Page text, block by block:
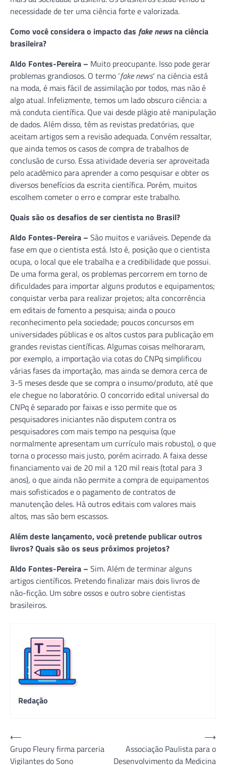
necessidade de ter uma ciência forte e valorizada.
Como você considera o impacto das fake newsna ciência
brasileira?
Aldo Fontes-Pereira – Muito preocupante. Isso pode gerar
problemas grandiosos. O termo ‘fake news‘ na ciência está
na moda, é mais fácil de assimilação por todos, mas não é
algo atual. Infelizmente, temos um lado obscuro ciência: a
má conduta científica. Que vai desde plágio até manipulação
de dados. Além disso, têm as revistas predatórias, que
aceitam artigos sem a revisão adequada. Convém ressaltar,
que ainda temos os casos de compra de trabalhos de
conclusão de curso. Essa atividade deveria ser aproveitada
pelo acadêmico para aprender a como pesquisar e obter os
diversos benefícios da escrita científica. Porém, muitos
escolhem cometer o erro e comprar este trabalho.
Quais são os desafios de ser cientista no Brasil?
Aldo Fontes-Pereira – São muitos e variáveis. Depende da
fase em que o cientista está. Isto é, posição que o cientista
ocupa, o local que ele trabalha e a credibilidade que possui.
De uma forma geral, os problemas percorrem em torno de
dificuldades para importar alguns produtos e equipamentos;
conquistar verba para realizar projetos; alta concorrência
em editais de fomento a pesquisa; ainda o pouco
reconhecimento pela sociedade; poucos concursos em
universidades públicas e os altos custos para publicação em
grandes revistas científicas. Algumas coisas melhoraram,
por exemplo, a importação via cotas do CNPq simplificou
várias fases da importação, mas ainda se demora cerca de
3-5 meses desde que se compra o insumo/produto, até que
ele chegue no laboratório. O concorrido edital universal do
CNPq é separado por faixas e isso permite que os
pesquisadores iniciantes não disputem contra os
pesquisadores com mais tempo na pesquisa (que
normalmente apresentam um currículo mais robusto), o que
torna o processo mais justo, porém acirrado. A faixa desse
financiamento vai de 20 mil a 120 mil reais (total para 3
anos), o que ainda não permite a compra de equipamentos
mais sofisticados e o pagamento de contratos de
manutenção deles. Há outros editais com valores mais
altos, mas são bem escassos.
Além deste lançamento, você pretende publicar outros
livros? Quais são os seus próximos projetos?
Aldo Fontes-Pereira – Sim. Além de terminar alguns
artigos científicos. Pretendo finalizar mais dois livros de
não-ficção. Um sobre ossos e outro sobre cientistas
brasileiros.
Redação
Navegação
de
⟵
Grupo Fleury firma parceria
Vigilantes do Sono
Associação Paulista para o
Desenvolvimento da Medicina
⟶